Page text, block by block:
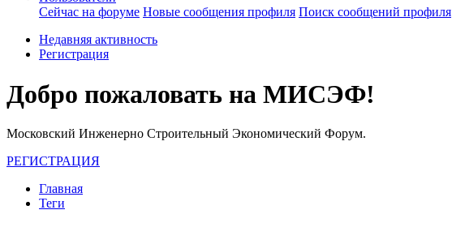
Сейчас на форуме Новые сообщения профиля Поиск сообщений профиля
Недавняя активность
Регистрация
Добро пожаловать на МИСЭФ!
Московский Инженерно Строительный Экономический Форум.
РЕГИСТРАЦИЯ
Главная
Теги